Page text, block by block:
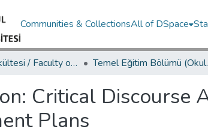
Communities & CollectionsAll of DSpace
Eğitim Fakültesi / Faculty of Education Temel Eğitim
Critical Discourse
Plans